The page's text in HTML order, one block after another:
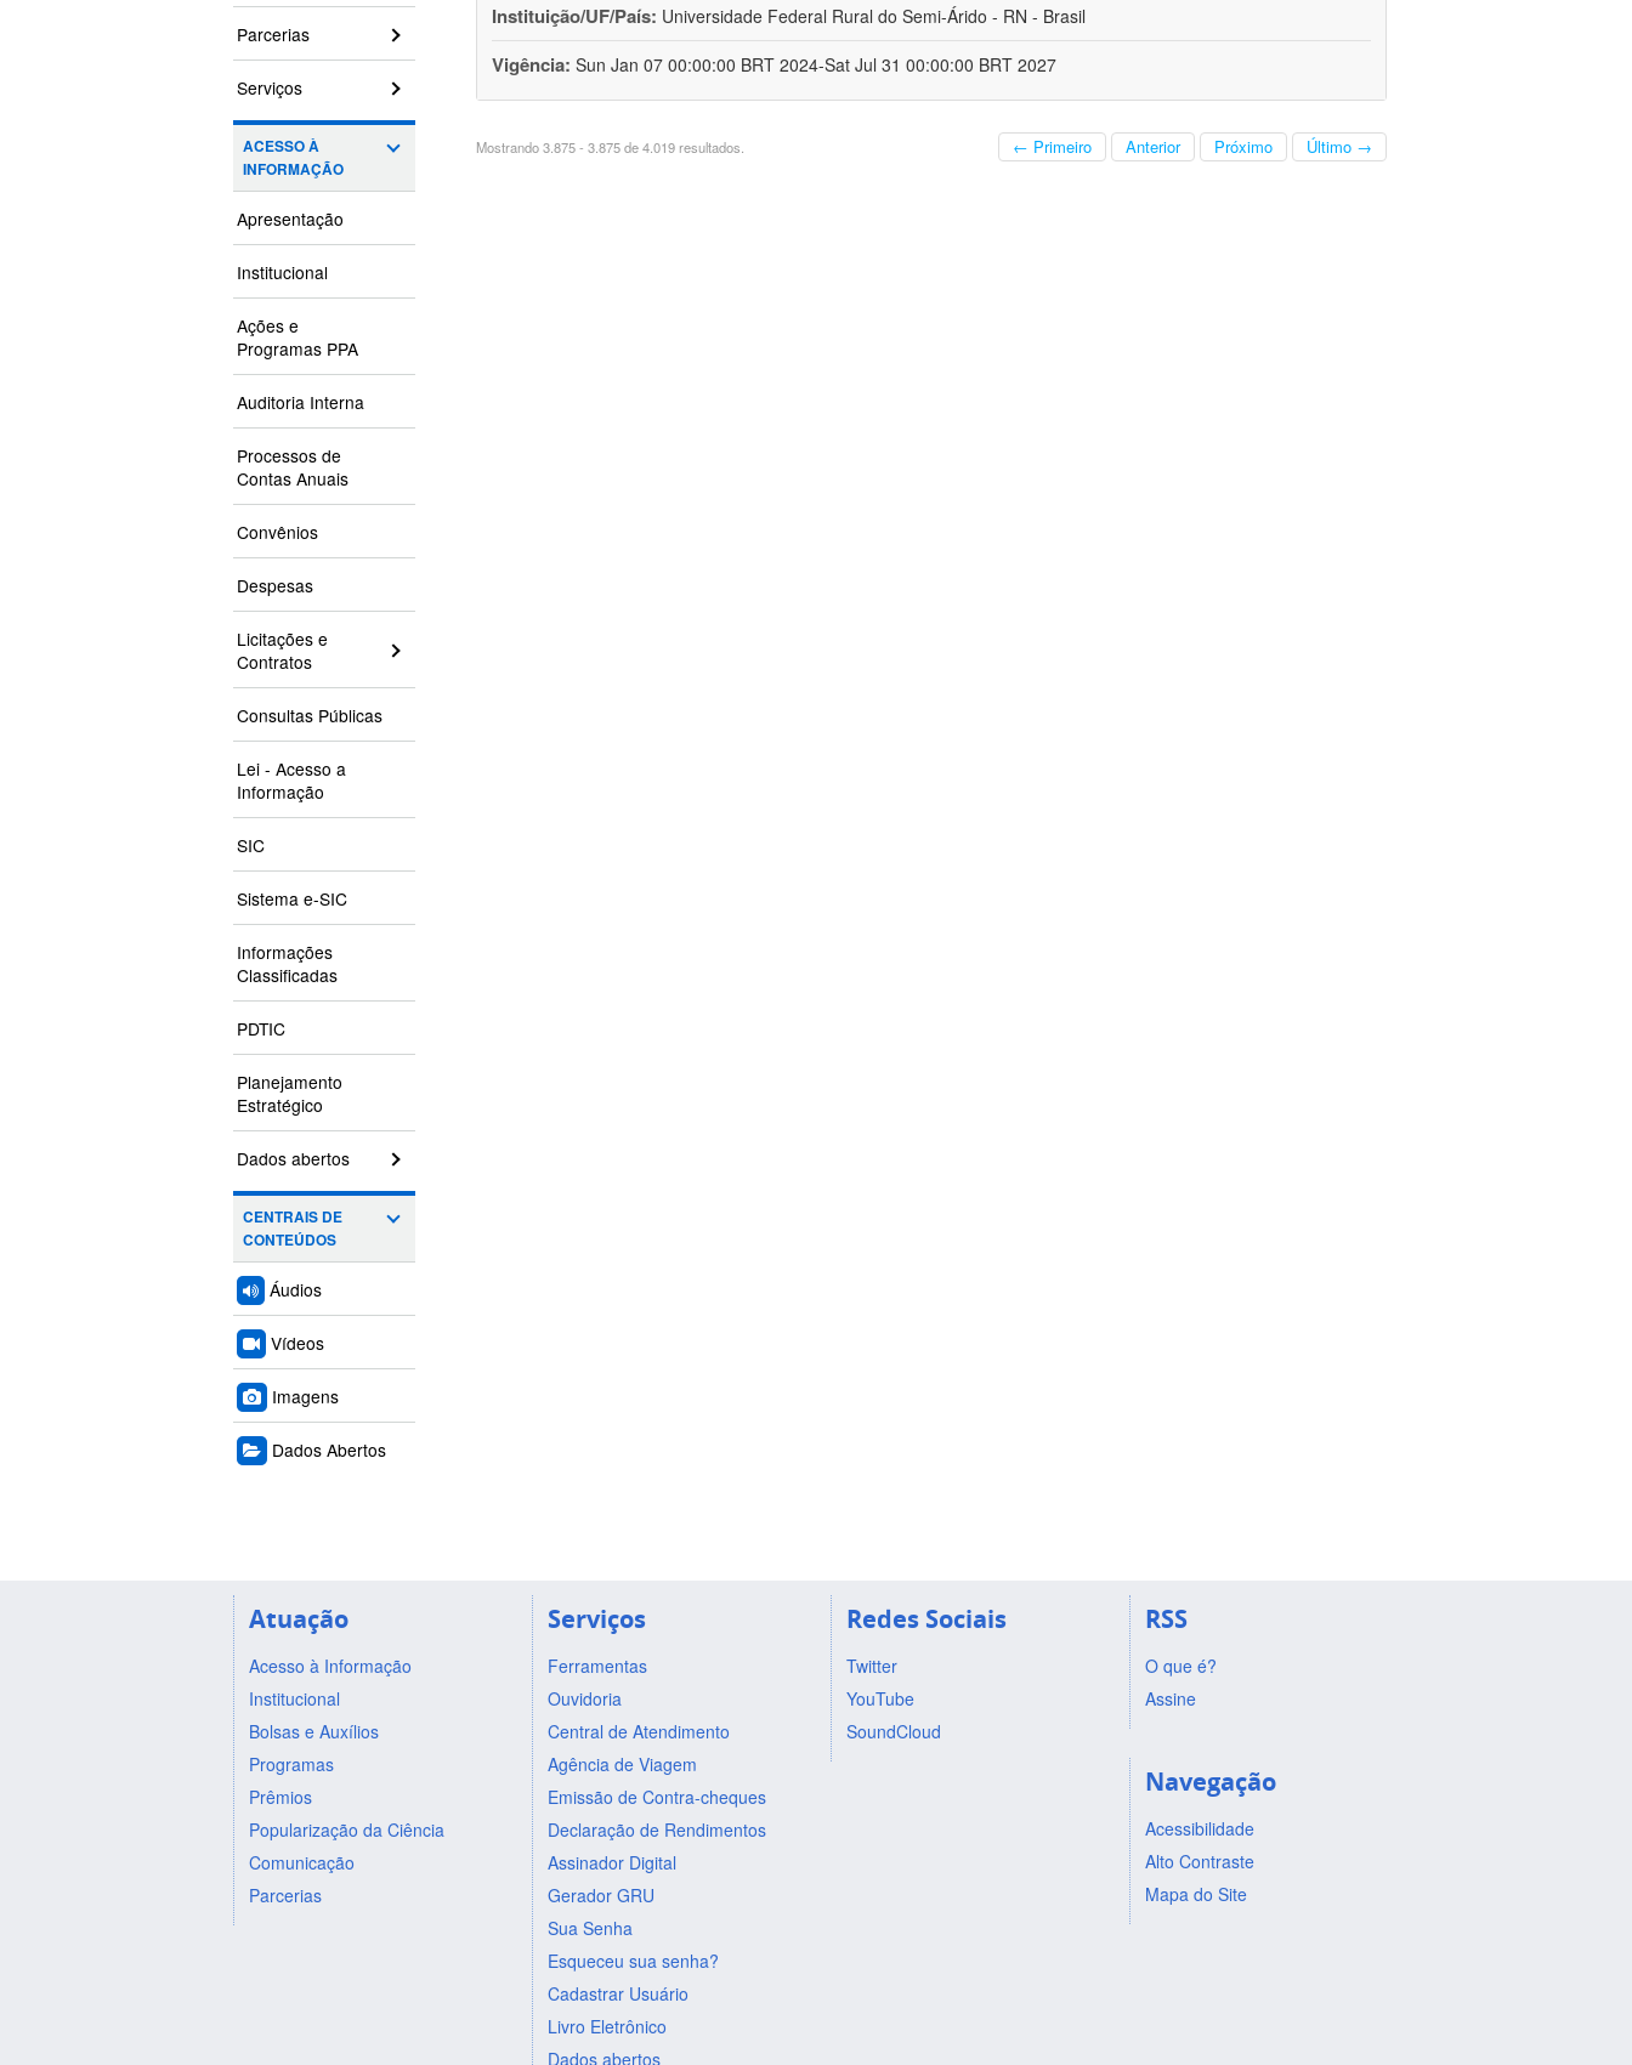
Parcerias
Serviços
ACESSO À
INFORMAÇÃO
Apresentação
Institucional
Ações e
Programas PPA
Auditoria Interna
Processos de
Contas Anuais
Convênios
Despesas
Licitações e
Contratos
Consultas Públicas
Lei - Acesso a
Informação
SIC
Sistema e-SIC
Informações
Classificadas
PDTIC
Planejamento
Estratégico
Dados abertos
CENTRAIS DE
CONTEÚDOS
Áudios
Vídeos
Imagens
Dados Abertos
Instituição/UF/País: Universidade Federal Rural do Semi-Árido - RN - Brasil
Vigência: Sun Jan 07 00:00:00 BRT 2024-Sat Jul 31 00:00:00 BRT 2027
Mostrando 3.875 - 3.875 de 4.019 resultados. ← Primeiro Anterior Próximo Último →
Atuação
Acesso à Informação
Institucional
Bolsas e Auxílios
Programas
Prêmios
Popularização da Ciência
Comunicação
Parcerias
Serviços
Ferramentas
Ouvidoria
Central de Atendimento
Agência de Viagem
Emissão de Contra-cheques
Declaração de Rendimentos
Assinador Digital
Gerador GRU
Sua Senha
Esqueceu sua senha?
Cadastrar Usuário
Livro Eletrônico
Dados abertos
Redes Sociais
Twitter
YouTube
SoundCloud
RSS
O que é?
Assine
Navegação
Acessibilidade
Alto Contraste
Mapa do Site